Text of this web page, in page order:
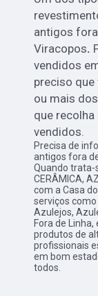
antigos
Viracopos.
vendidos
preciso
ou mais
que
vendidos.
Precisa de
antigos fora
Quando trata-
CERÂMICA,
com a Casa
serviços
Azulejos,
Fora de
produtos de
profissionais
em bom
todos.